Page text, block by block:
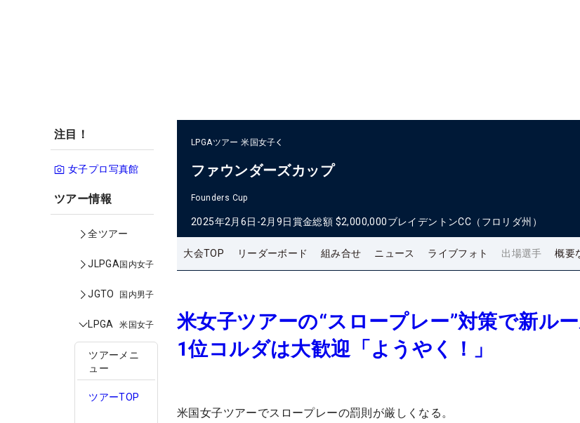
注目！
女子プロ写真館
ツアー情報
全ツアー
JLPGA国内女子
JGTO 国内男子
LPGA 米国女子
ツアーメニ
ュー
ツアーTOP
LPGAツアー 米国女子
ファウンダーズカップ
Founders Cup
2025年2月6日-2月9日賞金総額 $2,000,000ブレイデントンCC（フロリダ州）
大会TOP リーダーボード 組み合せ ニュース ライブフォト 出場選手 概要
米女子ツアーの“スロープレー”対策で新ル
1位コルダは大歓迎「ようやく！」
米国女子ツアーでスロープレーの罰則が厳しくなる。